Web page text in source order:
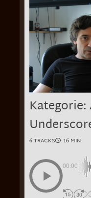
6 TRACKS 16 MIN.
00:00